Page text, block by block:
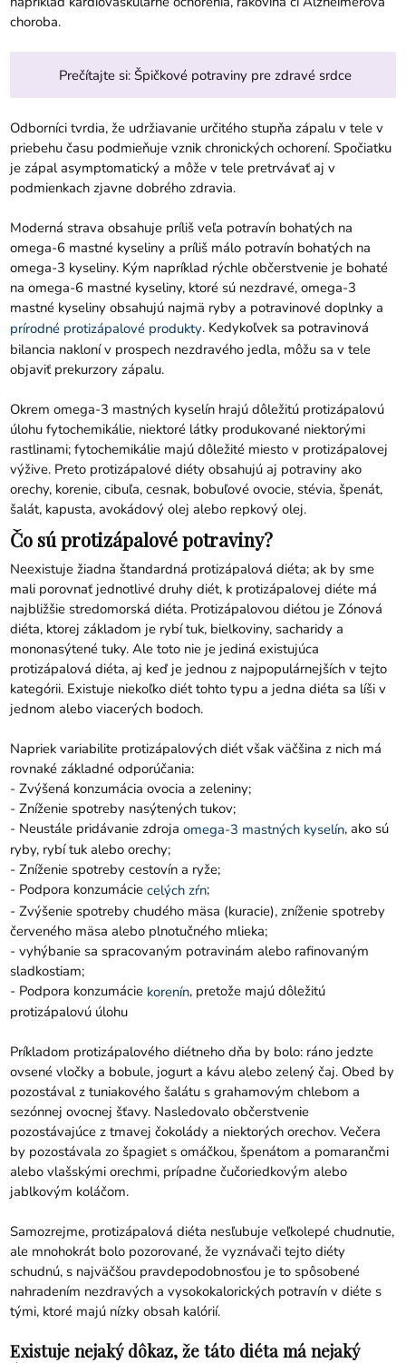
choroba.
Prečítajte si: Špičkové potraviny pre zdravé srdce
Odborníci tvrdia, že udržiavanie určitého stupňa zápalu v tele v
priebehu času podmieňuje vznik chronických ochorení. Spočiatku
je zápal asymptomatický a môže v tele pretrvávať aj v
podmienkach zjavne dobrého zdravia.
Moderná strava obsahuje príliš veľa potravín bohatých na
omega-6 mastné kyseliny a príliš málo potravín bohatých na
omega-3 kyseliny. Kým napríklad rýchle občerstvenie je bohaté
na omega-6 mastné kyseliny, ktoré sú nezdravé, omega-3
mastné kyseliny obsahujú najmä ryby a potravinové doplnky a
prírodné protizápalové produkty. Kedykoľvek sa potravinová
bilancia nakloní v prospech nezdravého jedla, môžu sa v tele
objaviť prekurzory zápalu.
Okrem omega-3 mastných kyselín hrajú dôležitú protizápalovú
úlohu fytochemikálie, niektoré látky produkované niektorými
rastlinami; fytochemikálie majú dôležité miesto v protizápalovej
výžive. Preto protizápalové diéty obsahujú aj potraviny ako
orechy, korenie, cibuľa, cesnak, bobuľové ovocie, stévia, špenát,
šalát, kapusta, avokádový olej alebo repkový olej.
Čo sú protizápalové potraviny?
Neexistuje žiadna štandardná protizápalová diéta; ak by sme
mali porovnať jednotlivé druhy diét, k protizápalovej diéte má
najbližšie stredomorská diéta. Protizápalovou diétou je Zónová
diéta, ktorej základom je rybí tuk, bielkoviny, sacharidy a
mononasýtené tuky. Ale toto nie je jediná existujúca
protizápalová diéta, aj keď je jednou z najpopulárnejších v tejto
kategórii. Existuje niekoľko diét tohto typu a jedna diéta sa líši v
jednom alebo viacerých bodoch.
Napriek variabilite protizápalových diét však väčšina z nich má
rovnaké základné odporúčania:
- Zvýšená konzumácia ovocia a zeleniny;
- Zníženie spotreby nasýtených tukov;
- Neustále pridávanie zdrojaomega-3 mastných kyselín, ako sú
ryby, rybí tuk alebo orechy;
- Zníženie spotreby cestovín a ryže;
- Podpora konzumáciecelých zŕn;
- Zvýšenie spotreby chudého mäsa (kuracie), zníženie spotreby
červeného mäsa alebo plnotučného mlieka;
- vyhýbanie sa spracovaným potravinám alebo rafinovaným
sladkostiam;
- Podpora konzumácie korenín, pretože majú dôležitú
protizápalovú úlohu
Príkladom protizápalového diétneho dňa by bolo: ráno jedzte
ovsené vločky a bobule, jogurt a kávu alebo zelený čaj. Obed by
pozostával z tuniakového šalátu s grahamovým chlebom a
sezónnej ovocnej šťavy. Nasledovalo občerstvenie
pozostávajúce z tmavej čokolády a niektorých orechov. Večera
by pozostávala zo špagiet s omáčkou, špenátom a pomarančmi
alebo vlašskými orechmi, prípadne čučoriedkovým alebo
jablkovým koláčom.
Samozrejme, protizápalová diéta nesľubuje veľkolepé chudnutie,
ale mnohokrát bolo pozorované, že vyznávači tejto diéty
schudnú, s najväčšou pravdepodobnosťou je to spôsobené
nahradením nezdravých a vysokokalorických potravín v diéte s
tými, ktoré majú nízky obsah kalórií.
Existuje nejaký dôkaz, že táto diéta má nejaký